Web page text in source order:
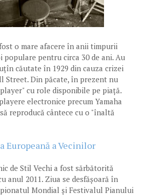
o mare afacere în anii timpurii
populare pentru circa 30 de ani. Au
căutate în 1929 din cauza crizei
Street. Din păcate, în prezent nu
cu role disponibile pe piață.
electronice precum Yamaha
reproducă cântece cu o "înaltă
Europeană a Vecinilor
de Stil Vechi a fost sărbătorită
anul 2011. Ziua se desfășoară în
Mondial și Festivalul Pianului